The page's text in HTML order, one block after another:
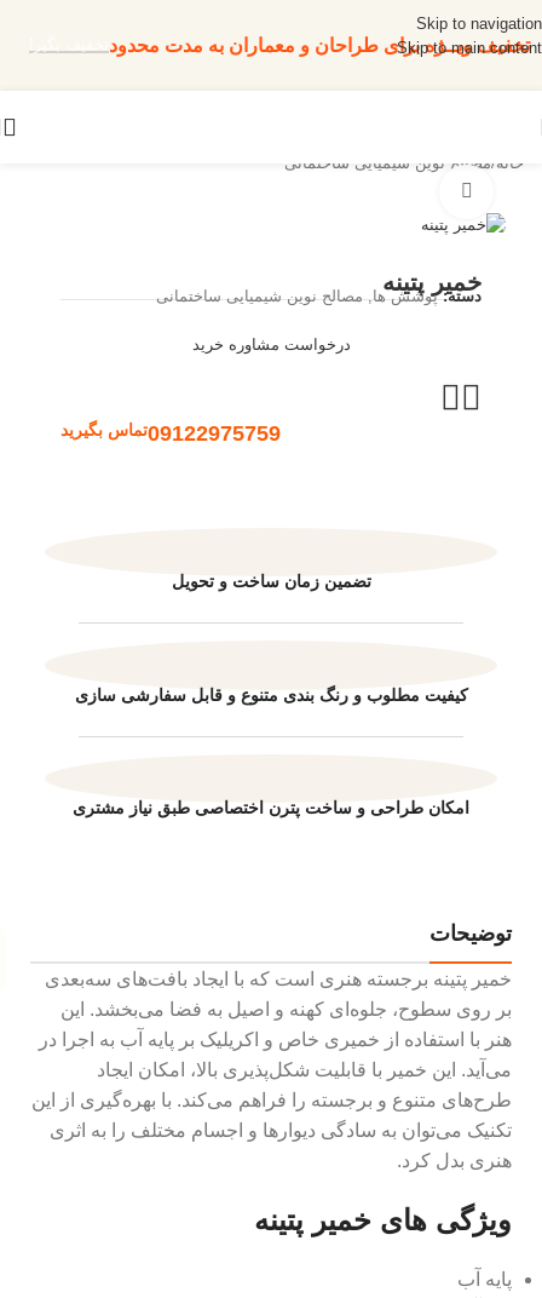
Skip to navigation
Skip to main content
تخفیف ویــژه برای طراحان و معماران به مدت محدود
خانه /مصالح نوین شیمیایی ساختمانی
خمیر پتینه
دسته: پوشش ها, مصالح نوین شیمیایی ساختمانی
درخواست مشاوره خرید
09122975759تماس بگیرید
تضمین زمان ساخت و تحویل
کیفیت مطلوب و رنگ بندی متنوع و قابل سفارشی سازی
امکان طراحی و ساخت پترن اختصاصی طبق نیاز مشتری
توضیحات
خمیر پتینه برجسته هنری است که با ایجاد بافت‌های سه‌بعدی
بر روی سطوح، جلوه‌ای کهنه و اصیل به فضا می‌بخشد. این
هنر با استفاده از خمیری خاص و اکریلیک بر پایه آب به اجرا در
می‌آید. این خمیر با قابلیت شکل‌پذیری بالا، امکان ایجاد
طرح‌های متنوع و برجسته را فراهم می‌کند. با بهره‌گیری از این
تکنیک می‌توان به سادگی دیوارها و اجسام مختلف را به اثری
هنری بدل کرد.
ویژگی های خمیر پتینه
پایه آب